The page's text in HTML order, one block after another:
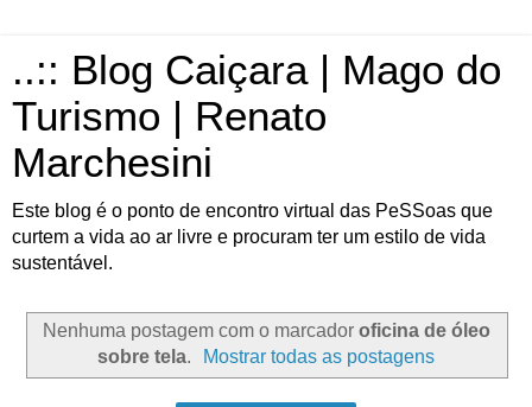
..:: Blog Caiçara | Mago do
Turismo | Renato
Marchesini
Este blog é o ponto de encontro virtual das PeSSoas que
curtem a vida ao ar livre e procuram ter um estilo de vida
sustentável.
Nenhuma postagem com o marcador oficina de óleo
sobre tela. Mostrar todas as postagens